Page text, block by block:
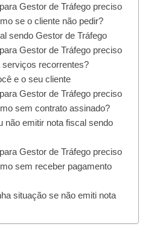
Gestor de Tráfego preciso
se o cliente não pedir?
sendo Gestor de Tráfego
Gestor de Tráfego preciso
recorrentes?
e o seu cliente
Gestor de Tráfego preciso
sem contrato assinado?
não emitir nota fiscal sendo
Gestor de Tráfego preciso
sem receber pagamento
situação se não emiti nota